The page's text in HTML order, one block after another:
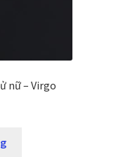
nữ – Virgo